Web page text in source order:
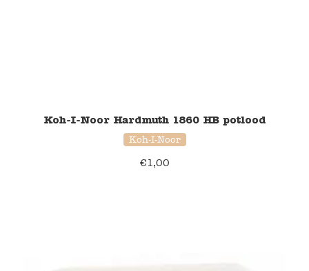
Koh-I-Noor Hardmuth 1860 HB potlood
Koh-I-Noor
€1,00